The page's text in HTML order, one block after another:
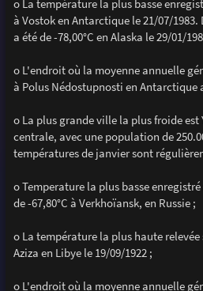
o La température la plus basse
à Vostok en Antarctique le 21/07/
a été de -78,00°C en Alaska le 29/01/
o L'endroit où la moyenne annuelle
à Polus Nédostupnosti en Antarctique
o La plus grande ville la plus froide est
centrale, avec une population de
températures de janvier sont
o Temperature la plus basse
de -67,80°C à Verkhoïansk, en Russie ;
o La température la plus haute relevée
Aziza en Libye le 19/09/1922 ;
o L'endroit où la moyenne annuelle